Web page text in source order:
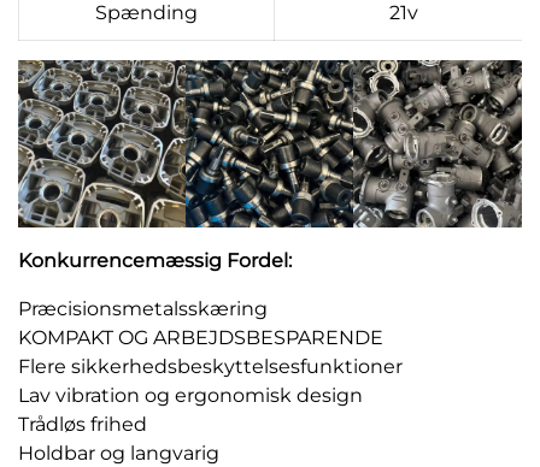
Spænding 21v
Konkurrencemæssig Fordel:
Præcisionsmetalsskæring
KOMPAKT OG ARBEJDSBESPARENDE
Flere sikkerhedsbeskyttelsesfunktioner
Lav vibration og ergonomisk design
Trådløs frihed
Holdbar og langvarig